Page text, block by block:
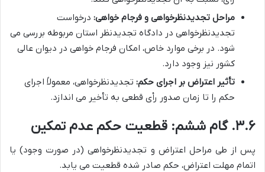
مراحل تجدیدنظرخواهی و فرجام خواهی: درخواست
تجدیدنظرخواهی در دادگاه تجدیدنظر استان مربوطه بررسی می
شود. در برخی موارد خاص، امکان فرجام خواهی در دیوان عالی
کشور نیز وجود دارد.
تأثیر اعتراض بر اجرای حکم: تجدیدنظرخواهی، معمولاً اجرای
حکم را تا زمان صدور رأی قطعی به تأخیر می اندازد.
۳.۶. گام ششم: قطعیت حکم عدم تمکین
پس از طی مراحل اعتراض و تجدیدنظرخواهی (در صورت وجود) یا
اتمام مهلت اعتراض، حکم صادر شده قطعیت می یابد.